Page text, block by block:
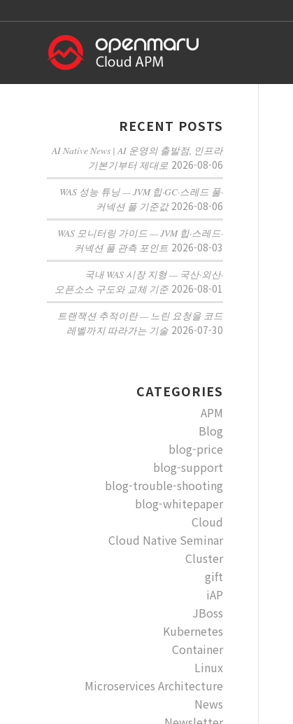
RECENT POSTS
AI Native News | AI 운영의 출발점, 인프라
기본기부터 제대로 2026-08-06
WAS 성능 튜닝 — JVM 힙·GC·스레드 풀·
커넥션 풀 기준값 2026-08-06
WAS 모니터링 가이드 — JVM 힙·스레드·
커넥션 풀 관측 포인트 2026-08-03
국내 WAS 시장 지형 — 국산·외산·
오픈소스 구도와 교체 기준 2026-08-01
트랜잭션 추적이란 — 느린 요청을 코드
레벨까지 따라가는 기술 2026-07-30
CATEGORIES
APM
Blog
blog-price
blog-support
blog-trouble-shooting
blog-whitepaper
Cloud
Cloud Native Seminar
Cluster
gift
iAP
JBoss
Kubernetes
Container
Linux
Microservices Architecture
News